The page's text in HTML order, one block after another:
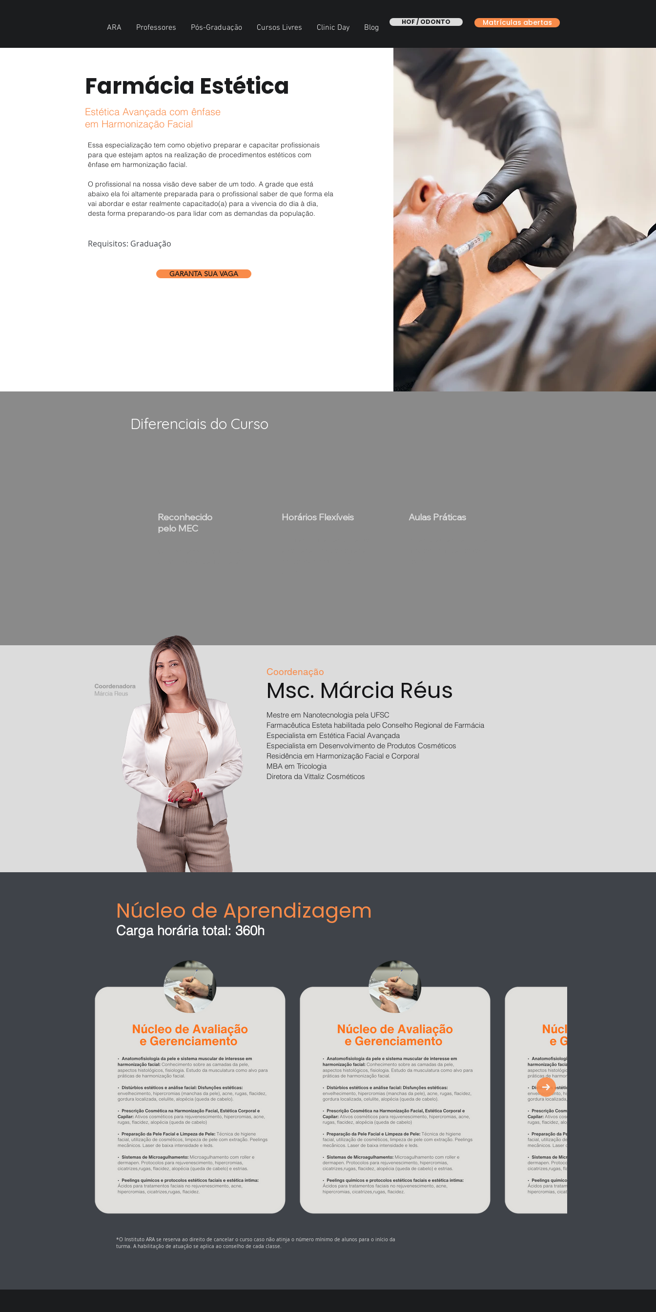
ARA Professores Pós-Graduação Cursos Livres Clinic Day Blog
HOF / ODONTO Matrículas abertas
Farmácia Estética
Estética Avançada com ênfase
em Harmonização Facial
Essa especialização tem como objetivo preparar e capacitar profissionais
para que estejam aptos na realização de procedimentos estéticos com
ênfase em harmonização facial.
O profissional na nossa visão deve saber de um todo. A grade que está
abaixo ela foi altamente preparada para o profissional saber de que forma ela
vai abordar e estar realmente capacitado(a) para a vivencia do dia à dia,
desta forma preparando-os para lidar com as demandas da população.
​Requisitos: Graduação
GARANTA SUA VAGA
Diferenciais do Curso
Reconhecido
pelo MEC
Horários Flexíveis Aulas Práticas
Coordenação
Msc. Márcia Réus
Mestre em Nanotecnologia pela UFSC
Farmacêutica Esteta habilitada pelo Conselho Regional de Farmácia
Especialista em Estética Facial Avançada
Especialista em Desenvolvimento de Produtos Cosméticos
Residência em Harmonização Facial e Corporal
MBA em Tricologia
Diretora da Vittaliz Cosméticos
Núcleo de Aprendizagem
Carga horária total: 360h​​
​​​*O Instituto ARA se reserva ao direito de cancelar o curso caso não atinja o número mínimo de alunos para o início da
turma. A habilitação de atuação se aplica ao conselho de cada classe.